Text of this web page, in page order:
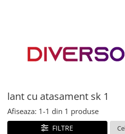
ASA
SILK
lant cu atasament sk 1
Afiseaza: 1-1 din 1 produse
FILTRE